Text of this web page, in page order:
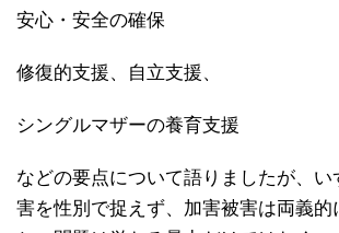
安心・安全の確保
修復的支援、自立支援、
シングルマザーの養育支援
などの要点について語りましたが、い
害を性別で捉えず、加害被害は両義的